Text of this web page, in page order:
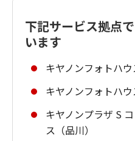
下記サービス拠点
います
キヤノンフォトハ
キヤノンフォトハ
キヤノンプラザ S
ス（品川）